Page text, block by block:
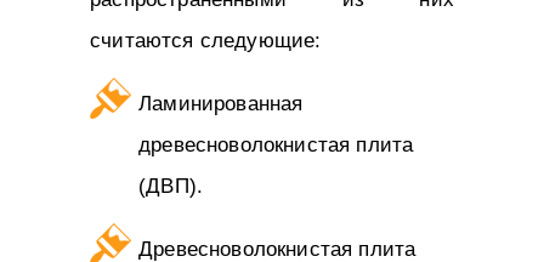
считаются следующие:
Ламинированная
древесноволокнистая плита
(ДВП).
Древесноволокнистая плита